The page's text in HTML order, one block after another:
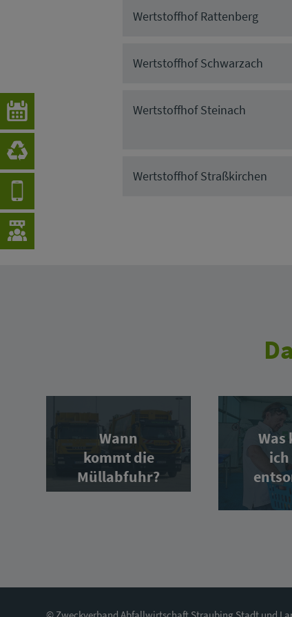
Wertstoffhof Rattenberg
Wertstoffhof Schwarzach
Wertstoffhof Steinach
Wertstoffhof Straßkirchen
Wann
kommt die
Müllabfuhr?
Was